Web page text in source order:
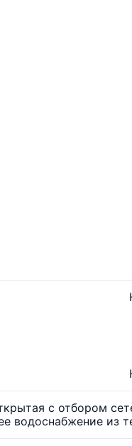
с отбором
водоснабжение из